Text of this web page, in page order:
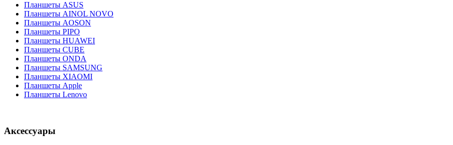
Планшеты ASUS
Планшеты AINOL NOVO
Планшеты AOSON
Планшеты PIPO
Планшеты HUAWEI
Планшеты CUBE
Планшеты ONDA
Планшеты SAMSUNG
Планшеты XIAOMI
Планшеты Apple
Планшеты Lenovo
Аксессуары